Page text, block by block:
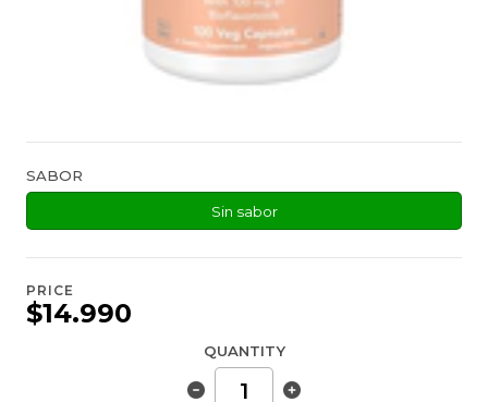
SABOR
Sin sabor
PRICE
$14.990
QUANTITY